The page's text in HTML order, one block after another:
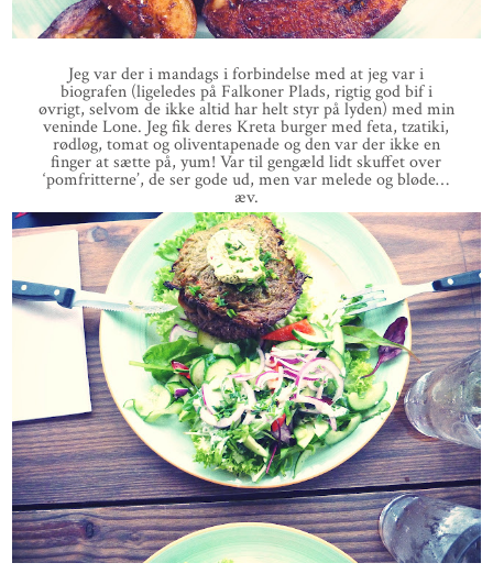
Jeg var der i mandags i forbindelse med at jeg var i
biografen (ligeledes på Falkoner Plads, rigtig god bif i
øvrigt, selvom de ikke altid har helt styr på lyden) med min
veninde Lone. Jeg fik deres Kreta burger med feta, tzatiki,
rødløg, tomat og oliventapenade og den var der ikke en
finger at sætte på, yum! Var til gengæld lidt skuffet over
‘pomfritterne’, de ser gode ud, men var melede og bløde…
æv.